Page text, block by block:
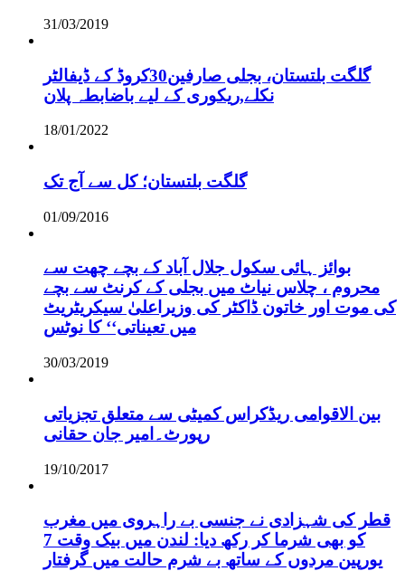
31/03/2019
گلگت بلتستان، بجلی صارفین30کروڈ کے ڈیفالٹر
نکلے,ریکوری کے لیے باضابطہ پلان
18/01/2022
گلگت بلتستان؛ کل سے آج تک
01/09/2016
بوائز ہائی سکول جلال آباد کے بچے چھت سے
محروم ، چلاس نیاٹ میں بجلی کے کرنٹ سے بچے
کی موت اور خاتون ڈاکٹر کی وزیراعلیٰ سیکریٹریٹ
میں تعیناتی‘‘ کا نوٹس
30/03/2019
بین الاقوامی ریڈکراس کمیٹی سے متعلق تجزیاتی
رپورٹ۔امیر جان حقانی
19/10/2017
قطر کی شہزادی نے جنسی بے راہروی میں مغرب
کو بھی شرما کر رکھ دیا: لندن میں بیک وقت 7
یورپین مردوں کے ساتھ بے شرم حالت میں گرفتار